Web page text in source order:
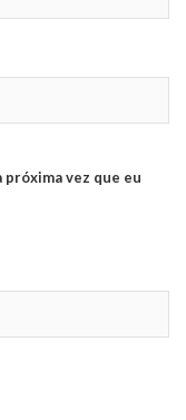
próxima vez que eu